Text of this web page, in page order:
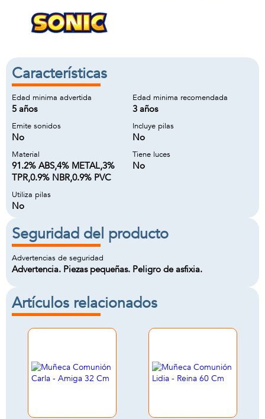
Características
Edad minima advertida
5 años
Edad minima recomendada
3 años
Emite sonidos
No
Incluye pilas
No
Material
91.2% ABS,4% METAL,3%
TPR,0.9% NBR,0.9% PVC
Tiene luces
No
Utiliza pilas
No
Seguridad del producto
Advertencias de seguridad
Advertencia. Piezas pequeñas. Peligro de asfixia.
Artículos relacionados